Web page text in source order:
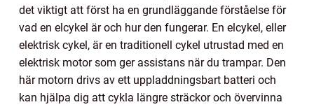
det viktigt att först ha en grundläggande förståelse för
vad en elcykel är och hur den fungerar. En elcykel, eller
elektrisk cykel, är en traditionell cykel utrustad med en
elektrisk motor som ger assistans när du trampar. Den
här motorn drivs av ett uppladdningsbart batteri och
kan hjälpa dig att cykla längre sträckor och övervinna